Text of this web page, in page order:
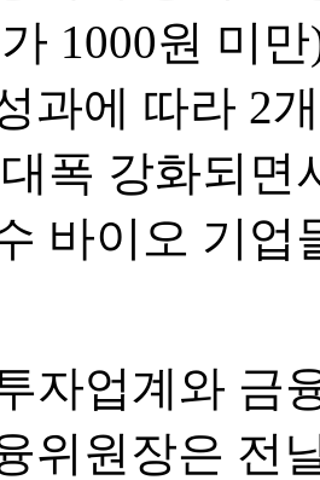
1000원 미
과에 따라 2
폭 강화되면
바이오 기업
자업계와 금
위원장은 전